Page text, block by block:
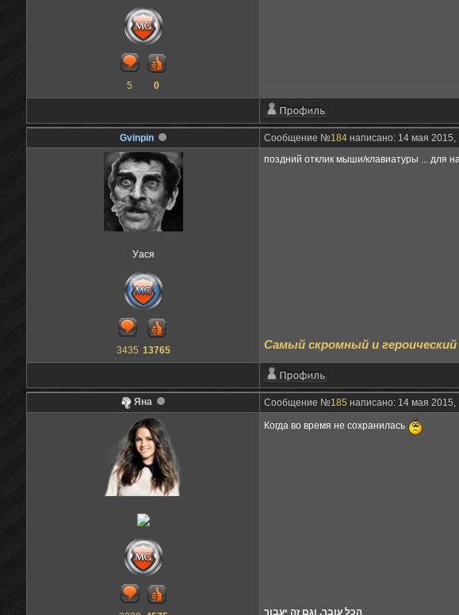
5 0
Gvinpin Сообщение №184 написано: 14 мая 2015,
Уася
3435 13765
поздний отклик мыши/клавиатуры ... для
Самый скромный и
Яна Сообщение №185 написано: 14 мая 2015,
Когда во время не сохранилась
הכל עובר. וגם זה יעבור